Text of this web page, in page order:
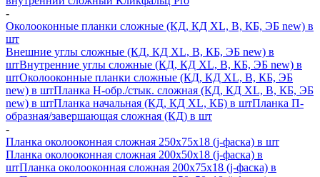
-
Околооконные планки сложные (КД, КД XL, В, КБ, ЭБ new) в
шт
Внешние углы сложные (КД, КД XL, В, КБ, ЭБ new) в
штВнутренние углы сложные (КД, КД XL, В, КБ, ЭБ new) в
штОколооконные планки сложные (КД, КД XL, В, КБ, ЭБ
new) в штПланка H-обр./стык. сложная (КД, КД XL, В, КБ, ЭБ
new) в штПланка начальная (КД, КД XL, КБ) в штПланка П-
образная/завершающая сложная (КД) в шт
-
Планка околооконная сложная 250х75х18 (j-фаска) в шт
Планка околооконная сложная 200х50х18 (j-фаска) в
штПланка околооконная сложная 200х75х18 (j-фаска) в